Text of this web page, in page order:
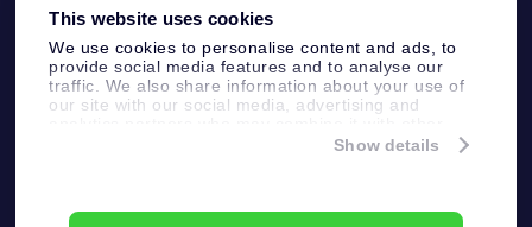
This website uses cookies
We use cookies to personalise content and ads, to
provide social media features and to analyse our
traffic. We also share information about your use of
our site with our social media, advertising and
information that you’ve provided to them or that
Show details
Fly me to the stars VR 앱
환불 정책
별자리